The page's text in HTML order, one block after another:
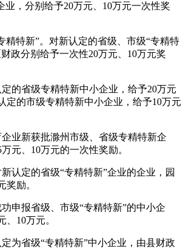
业，分别给予20万元、10万元一次性奖
精特新”。对新认定的省级、市级“专精特
政分别给予一次性20万元、10万元奖
的省级专精特新中小企业，给予20万元
定的市级专精特新中小企业，给予10万元
业新获批滁州市级、省级专精特新企
元、10万元的一次性奖励。
认定的省级“专精特新”企业的企业，园
奖励。
申报省级、市级“专精特新”的中小企
、10万元。
为省级“专精特新”中小企业，由县财政